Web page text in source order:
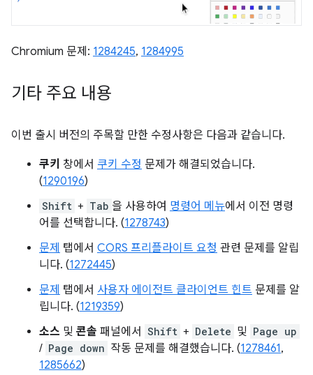
Chromium 문제: 1284245, 1284995
기타 주요 내용
이번 출시 버전의 주목할 만한 수정사항은 다음과 같습니다.
쿠키 창에서 쿠키 수정 문제가 해결되었습니다.
(1290196)
Shift + Tab 을 사용하여 명령어 메뉴에서 이전 명령
어를 선택합니다. (1278743)
문제 탭에서 CORS 프리플라이트 요청 관련 문제를 알립
니다. (1272445)
문제 탭에서 사용자 에이전트 클라이언트 힌트 문제를 알
립니다. (1219359)
소스 및 콘솔 패널에서 Shift + Delete 및 Page up
/ Page down 작동 문제를 해결했습니다. (1278461,
1285662)